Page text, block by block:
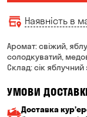
Наявність в
Аромат: свіжий,
солодкуватий,
Склад: сік
УМОВИ
Доставка